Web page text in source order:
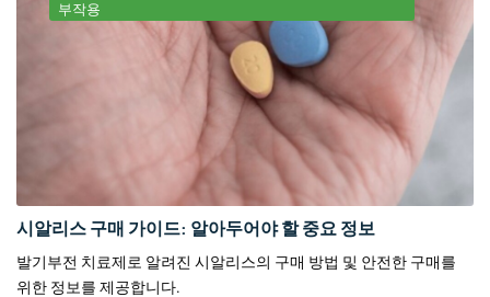
부작용
시알리스 구매 가이드: 알아두어야 할 중요 정보
발기부전 치료제로 알려진 시알리스의 구매 방법 및 안전한 구매를
위한 정보를 제공합니다.